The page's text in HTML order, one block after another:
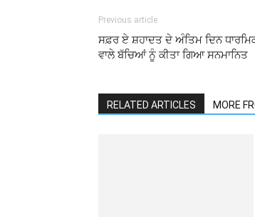
Previous article
ਸਫ਼ਰ ਏ ਸ਼ਹਾਦਤ ਦੇ ਅੰਤਿਮ ਦਿਨ
ਵਾਲੇ ਬੱਚਿਆਂ ਨੂੰ ਕੀਤਾ ਗਿਆ ਸਨਮਾਨਿਤ
RELATED ARTICLES MORE